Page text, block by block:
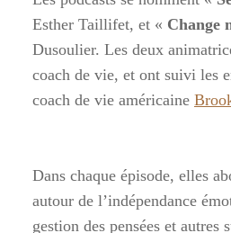
Esther Taillifet, et « Change
Dusoulier. Les deux
coach de vie, et ont suivi les
coach de vie américaine
Dans chaque épisode, elles
autour de l’indépendance
gestion des pensées et autres